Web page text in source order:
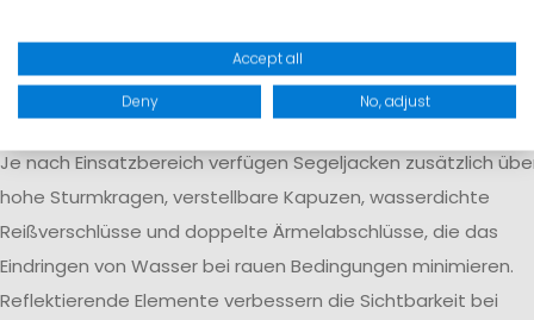
Verschweißte Nähte verhindern das Eindringen von Wasser
kritischen Stellen und erhöhen die langfristige Dichtigkeit der
Bekleidung.
Je nach Einsatzbereich verfügen Segeljacken zusätzlich
hohe Sturmkragen, verstellbare Kapuzen, wasserdichte
Reißverschlüsse und doppelte Ärmelabschlüsse, die das
Eindringen von Wasser bei rauen Bedingungen minimieren.
Reflektierende Elemente verbessern die Sichtbarkeit bei
Accept all
Deny No, adjust